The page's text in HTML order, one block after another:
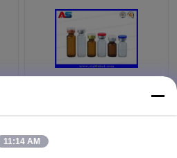
1ml/2ml/3ml/5ml /10ml
11:14 AM